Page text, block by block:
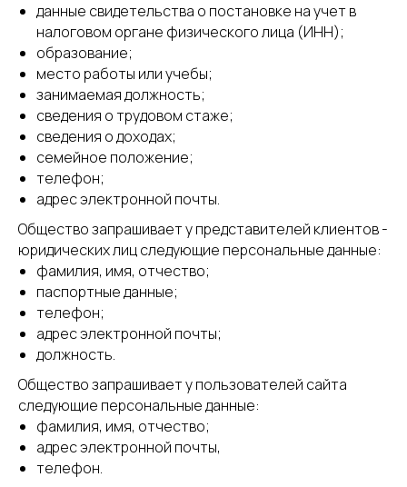
данные свидетельства о постановке на учет в
налоговом органе физического лица (ИНН);
образование;
место работы или учебы;
занимаемая должность;
сведения о трудовом стаже;
сведения о доходах;
семейное положение;
телефон;
адрес электронной почты.
Общество запрашивает у представителей клиентов -
юридических лиц следующие персональные данные:
фамилия, имя, отчество;
паспортные данные;
телефон;
адрес электронной почты;
должность.
Общество запрашивает у пользователей сайта
следующие персональные данные:
фамилия, имя, отчество;
адрес электронной почты,
телефон.